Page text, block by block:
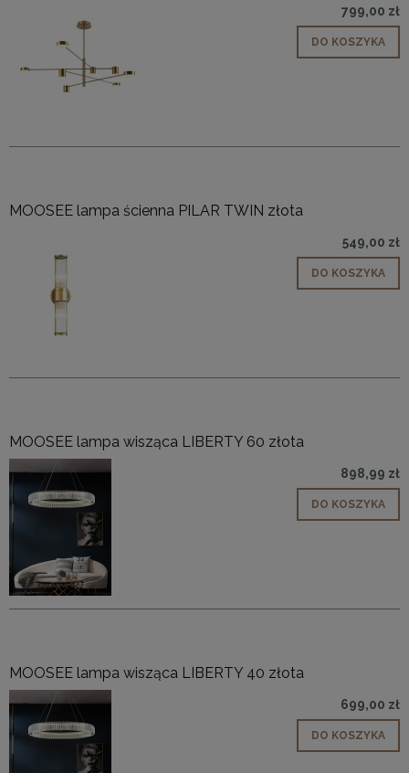
799,00 zł
DO KOSZYKA
MOOSEE lampa ścienna PILAR TWIN złota
549,00 zł
DO KOSZYKA
MOOSEE lampa wisząca LIBERTY 60 złota
898,99 zł
DO KOSZYKA
MOOSEE lampa wisząca LIBERTY 40 złota
699,00 zł
DO KOSZYKA